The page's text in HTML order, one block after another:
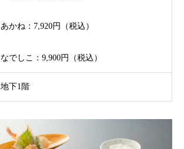
あかね：7,920円（税込）
なでしこ：9,900円（税込）
地下1階